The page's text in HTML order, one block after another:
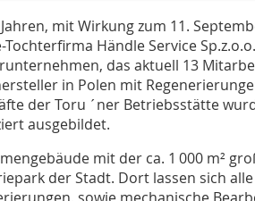
mit Wirkung zum 11.
Tochterfirma Händle Service
das aktuell 13
in Polen mit
der Toru ´ner Betriebsstätte
ausgebildet.
mit der ca. 1 000 m²
der Stadt. Dort lassen sich